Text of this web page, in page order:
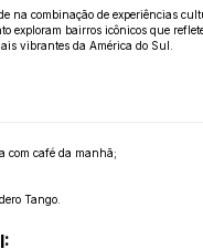
na combinação de experiências
exploram bairros icônicos que
vibrantes da América do Sul.
com café da manhã;
Tango.